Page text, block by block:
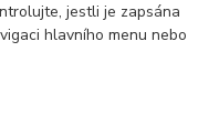
jestli je zapsána
hlavního menu nebo